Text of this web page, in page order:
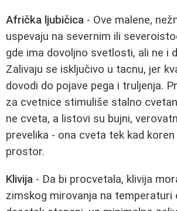
Afrička ljubičica - Ove malene,
uspevaju na severnim ili
gde ima dovoljno svetlosti, ali ne i
Zalivaju se isključivo u tacnu, jer
dovodi do pojave pega i truljenja.
za cvetnice stimuliše stalno
ne cveta, a listovi su bujni,
prevelika - ona cveta tek kad
prostor.
Klivija - Da bi procvetala, klivija
zimskog mirovanja na temperaturi